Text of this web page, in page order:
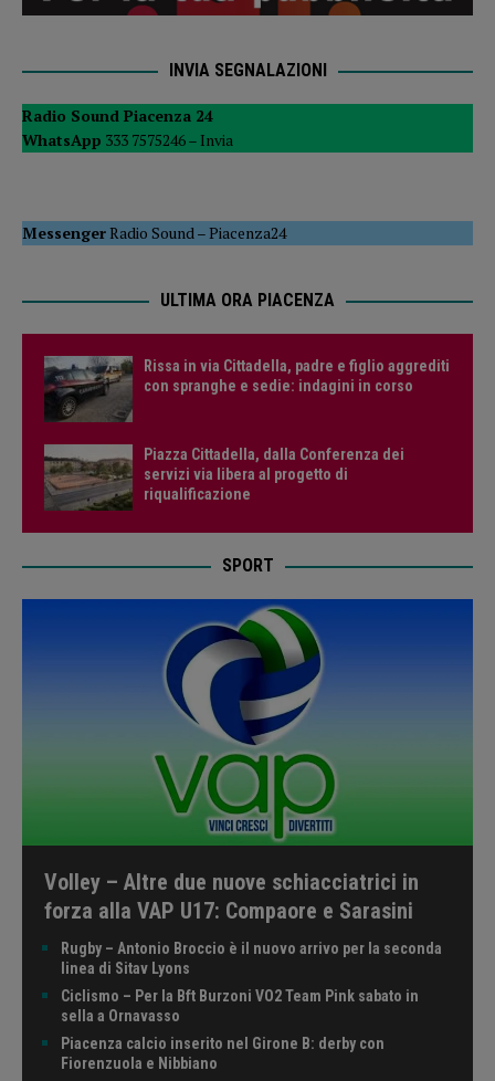
INVIA SEGNALAZIONI
Radio Sound Piacenza 24
WhatsApp 333 7575246 – Invia
MessengerRadio Sound–Piacenza24
ULTIMA ORA PIACENZA
Rissa in via Cittadella, padre e figlio aggrediti
con spranghe e sedie: indagini in corso
Piazza Cittadella, dalla Conferenza dei
servizi via libera al progetto di
riqualificazione
SPORT
Volley – Altre due nuove schiacciatrici in
forza alla VAP U17: Compaore e Sarasini
Rugby – Antonio Broccio è il nuovo arrivo per la seconda
linea di Sitav Lyons
Ciclismo – Per la Bft Burzoni VO2 Team Pink sabato in
sella a Ornavasso
Piacenza calcio inserito nel Girone B: derby con
Fiorenzuola e Nibbiano